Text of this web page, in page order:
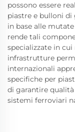
possono essere
piastre e bulloni
in base alle
rende tali
specializzate in
infrastrutture
internazionali
specifiche per
di garantire
sistemi ferroviari